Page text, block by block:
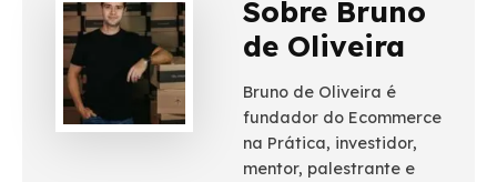
Sobre Bruno
de Oliveira
Bruno de Oliveira é
fundador do Ecommerce
na Prática, investidor,
mentor, palestrante e